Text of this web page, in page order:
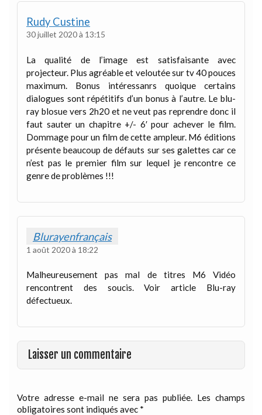
Rudy Custine
30 juillet 2020 à 13:15
La qualité de l’image est satisfaisante avec
projecteur. Plus agréable et veloutée sur tv 40 pouces
maximum. Bonus intéressanrs quoique certains
dialogues sont répétitifs d’un bonus à l’autre. Le blu-
ray blosue vers 2h20 et ne veut pas reprendre donc il
faut sauter un chapitre +/- 6′ pour achever le film.
Dommage pour un film de cette ampleur. M6 éditions
présente beaucoup de défauts sur ses galettes car ce
n’est pas le premier film sur lequel je rencontre ce
genre de problèmes !!!
Blurayenfrançais
1 août 2020 à 18:22
Malheureusement pas mal de titres M6 Vidéo
rencontrent des soucis. Voir article Blu-ray
défectueux.
Laisser un commentaire
Votre adresse e-mail ne sera pas publiée.
Les champs
obligatoires sont indiqués avec *